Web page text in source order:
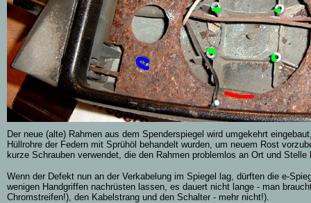
Der neue (alte) Rahmen aus dem Spenderspiegel wird umgekehrt
Hüllrohre der Federn mit Sprühöl behandelt wurden, um neuem Rost
kurze Schrauben verwendet, die den Rahmen problemlos an Ort und Stelle
Wenn der Defekt nun an der Verkabelung im Spiegel lag, dürften die e-
wenigen Handgriffen nachrüsten lassen, es dauert nicht lange - man
Chromstreifen!), den Kabelstrang und den Schalter - mehr nicht!).